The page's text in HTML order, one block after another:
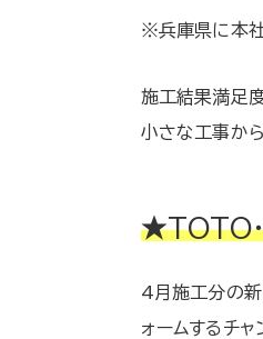
※兵庫県に本社
施工結果満足
小さな工事か
★TOTO・
4月施工分の新
ォームするチャ